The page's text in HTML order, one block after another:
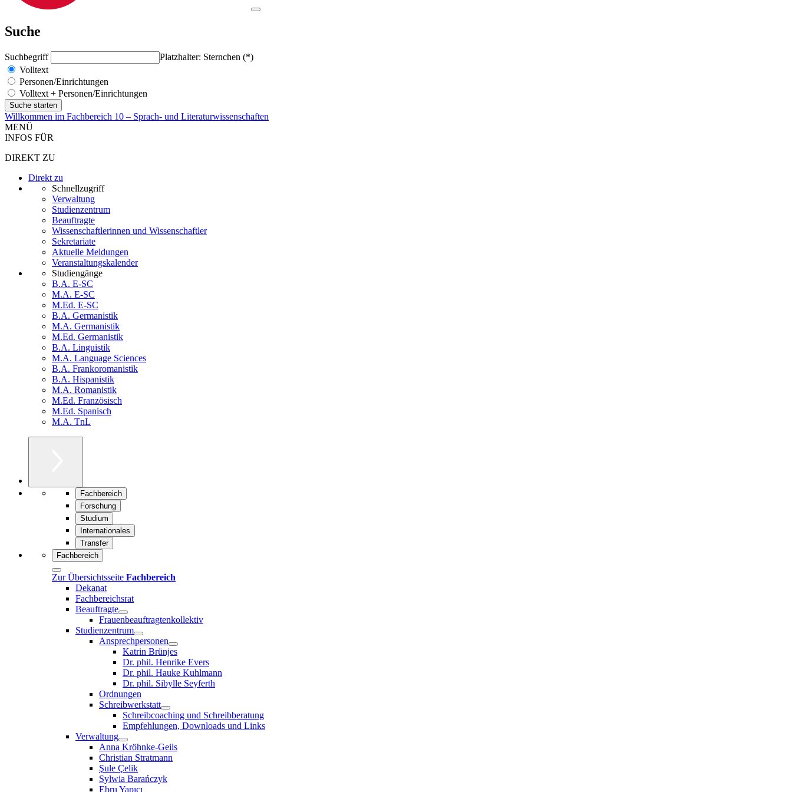
Suche
Suchbegriff
Platzhalter: Sternchen (*)
Volltext
Personen/Einrichtungen
Volltext + Personen/Einrichtungen
Willkommen im Fachbereich 10 – Sprach- und Literaturwissenschaften
MENÜ
INFOS FÜR
DIREKT ZU
Direkt zu
Schnellzugriff
Verwaltung
Studienzentrum
Beauftragte
Wissenschaftlerinnen und Wissenschaftler
Sekretariate
Aktuelle Meldungen
Veranstaltungskalender
Studiengänge
B.A. E-SC
M.A. E-SC
M.Ed. E-SC
B.A. Germanistik
M.A. Germanistik
M.Ed. Germanistik
B.A. Linguistik
M.A. Language Sciences
B.A. Frankoromanistik
B.A. Hispanistik
M.A. Romanistik
M.Ed. Französisch
M.Ed. Spanisch
M.A. TnL
Fachbereich
Forschung
Studium
Internationales
Transfer
Fachbereich
Zur Übersichtsseite Fachbereich
Dekanat
Fachbereichsrat
Beauftragte
Frauenbeauftragtenkollektiv
Studienzentrum
Ansprechpersonen
Katrin Brünjes
Dr. phil. Henrike Evers
Dr. phil. Hauke Kuhlmann
Dr. phil. Sibylle Seyferth
Ordnungen
Schreibwerkstatt
Schreibcoaching und Schreibberatung
Empfehlungen, Downloads und Links
Verwaltung
Anna Kröhnke-Geils
Christian Stratmann
Şule Çelik
Sylwia Barańczyk
Ebru Yapıcı